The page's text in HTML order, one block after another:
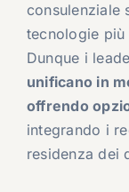
consulenziale
tecnologie
Dunque i
unificano in
offrendo
integrando i
residenza dei